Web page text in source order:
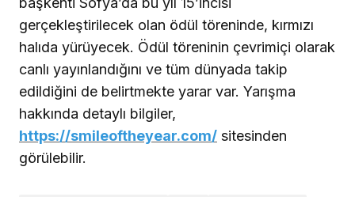
gerçekleştirilecek olan ödül töreninde, kırmızı
halıda yürüyecek. Ödül töreninin çevrimiçi olarak
canlı yayınlandığını ve tüm dünyada takip
edildiğini de belirtmekte yarar var. Yarışma
hakkında detaylı bilgiler,
https://smileoftheyear.com/ sitesinden
görülebilir.